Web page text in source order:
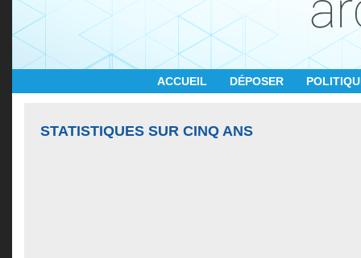
ACCUEIL DÉPOSER
STATISTIQUES SUR CINQ ANS